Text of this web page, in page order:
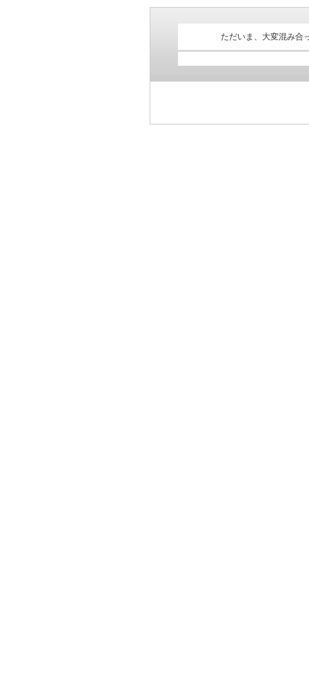
ただいま、大変混み合